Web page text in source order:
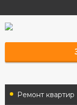
Ремонт квартир